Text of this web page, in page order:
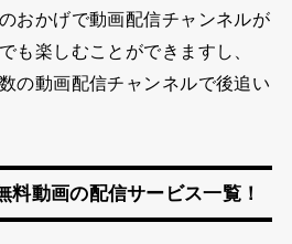
おかげで動画配信チャンネルが
も楽しむことができますし、
の動画配信チャンネルで後追い
料動画の配信サービス一覧！